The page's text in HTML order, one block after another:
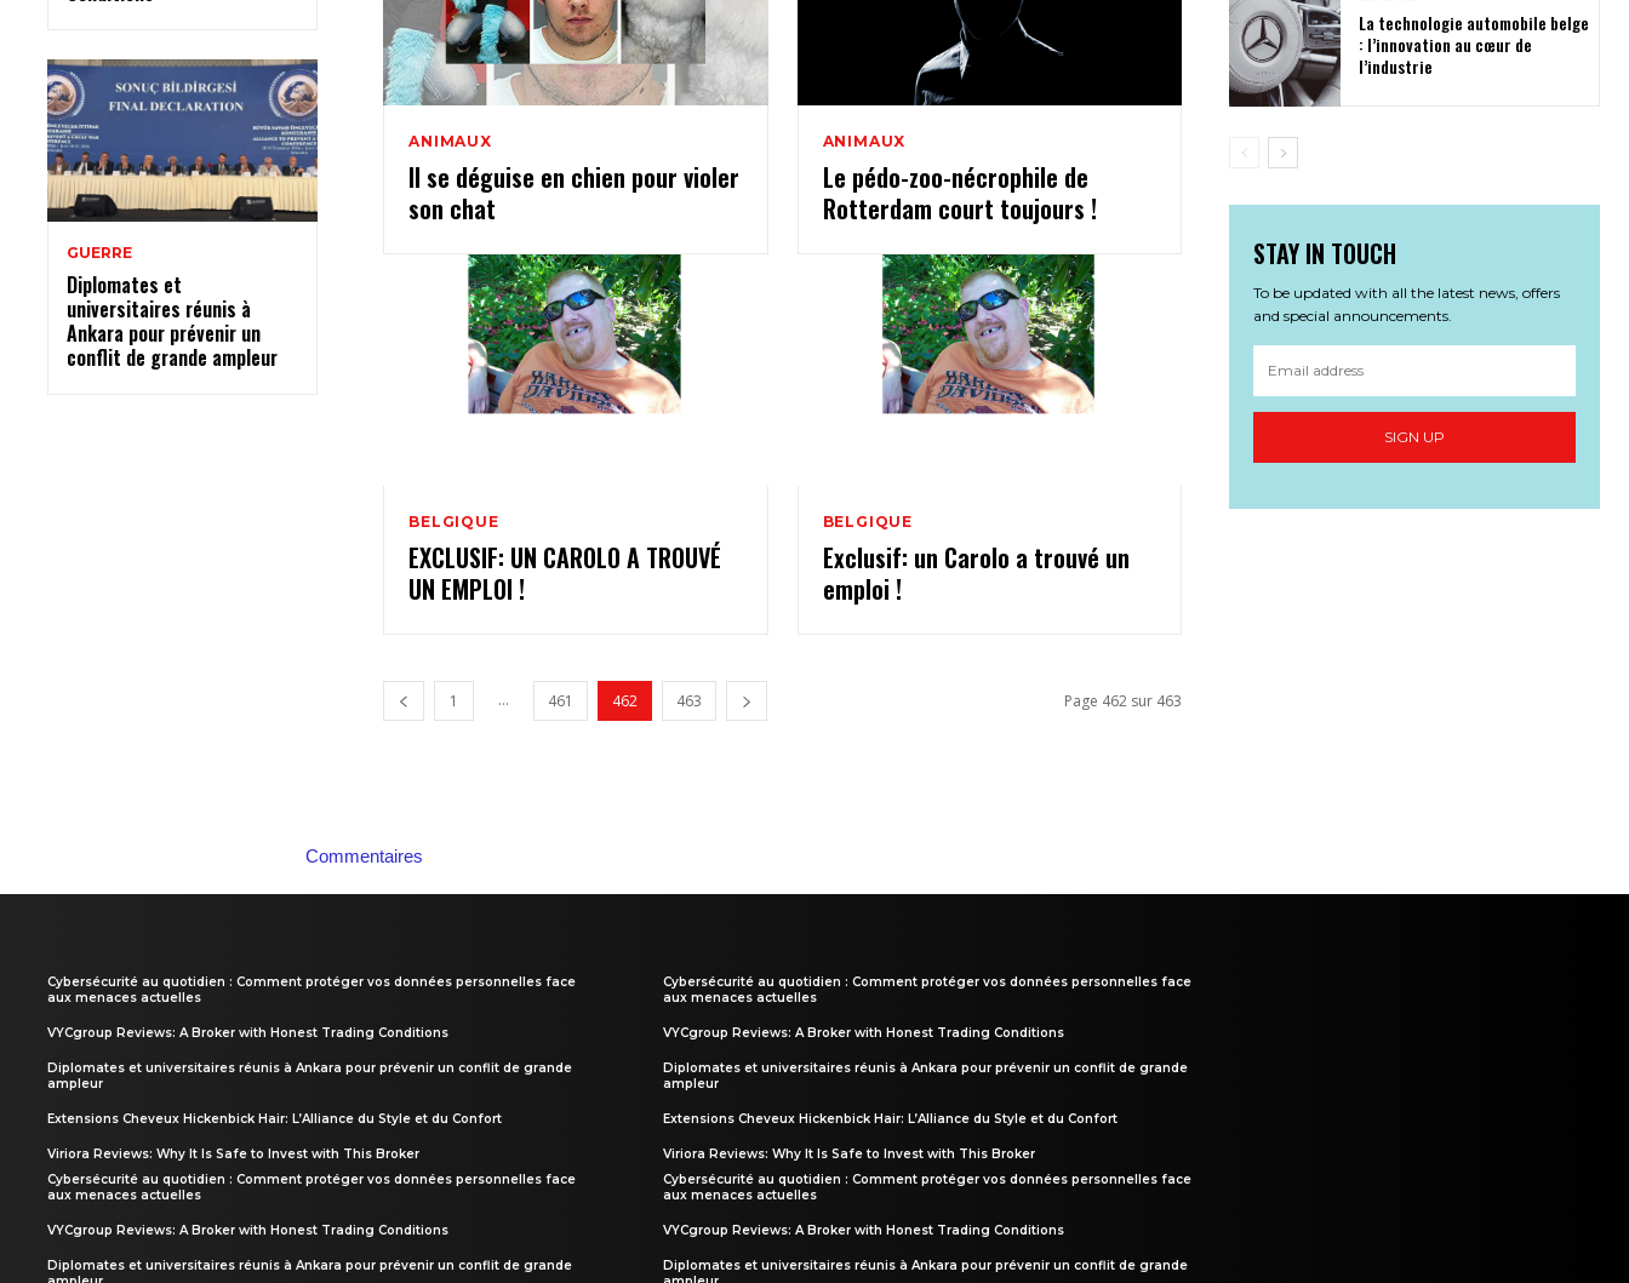
GUERRE
Diplomates et
universitaires réunis à
Ankara pour prévenir un
conflit de grande ampleur
ANIMAUX
Il se déguise en chien pour violer
son chat
ANIMAUX
Le pédo-zoo-nécrophile de
Rotterdam court toujours !
BELGIQUE
EXCLUSIF: UN CAROLO A TROUVÉ
UN EMPLOI !
BELGIQUE
Exclusif: un Carolo a trouvé un
emploi !
1 ... 461 462 463 Page 462 sur 463
La technologie automobile belge
: l’innovation au cœur de
l’industrie
STAY IN TOUCH
To be updated with all the latest news, offers
and special announcements.
SIGN UP
Commentaires
Cybersécurité au quotidien : Comment protéger vos données personnelles face
aux menaces actuelles
VYCgroup Reviews: A Broker with Honest Trading Conditions
Diplomates et universitaires réunis à Ankara pour prévenir un conflit de grande
ampleur
Extensions Cheveux Hickenbick Hair: L’Alliance du Style et du Confort
Viriora Reviews: Why It Is Safe to Invest with This Broker
Cybersécurité au quotidien : Comment protéger vos données personnelles face
aux menaces actuelles
VYCgroup Reviews: A Broker with Honest Trading Conditions
Diplomates et universitaires réunis à Ankara pour prévenir un conflit de grande
Cybersécurité au quotidien : Comment protéger vos données personnelles face
aux menaces actuelles
VYCgroup Reviews: A Broker with Honest Trading Conditions
Diplomates et universitaires réunis à Ankara pour prévenir un conflit de grande
ampleur
Extensions Cheveux Hickenbick Hair: L’Alliance du Style et du Confort
Viriora Reviews: Why It Is Safe to Invest with This Broker
Cybersécurité au quotidien : Comment protéger vos données personnelles face
aux menaces actuelles
VYCgroup Reviews: A Broker with Honest Trading Conditions
Diplomates et universitaires réunis à Ankara pour prévenir un conflit de grande